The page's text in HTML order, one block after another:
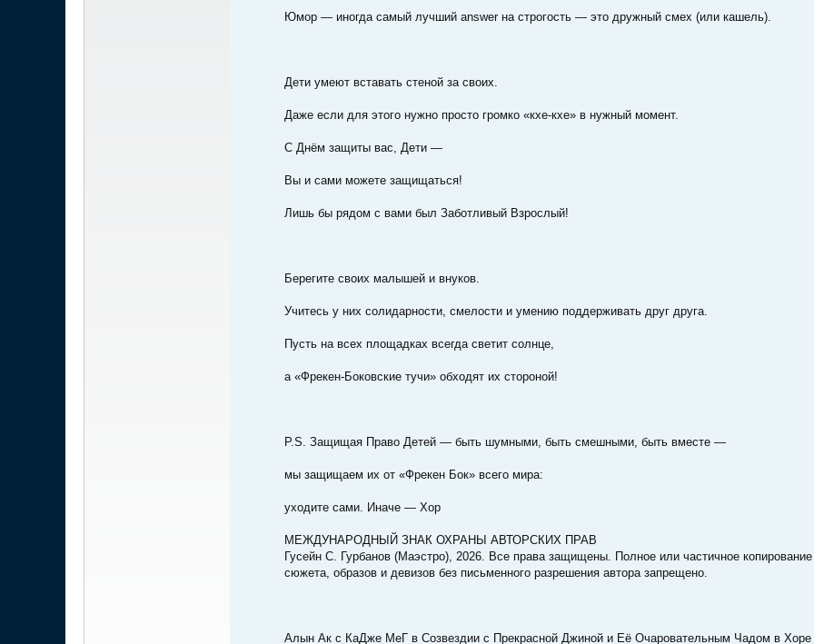
Юмор — иногда самый лучший answer на строгость — это дружный смех (или кашель).
Дети умеют вставать стеной за своих.
Даже если для этого нужно просто громко «кхе-кхе» в нужный момент.
С Днём защиты вас, Дети —
Вы и сами можете защищаться!
Лишь бы рядом с вами был Заботливый Взрослый!
Берегите своих малышей и внуков.
Учитесь у них солидарности, смелости и умению поддерживать друг друга.
Пусть на всех площадках всегда светит солнце,
а «Фрекен-Боковские тучи» обходят их стороной!
P.S. Защищая Право Детей — быть шумными, быть смешными, быть вместе —
мы защищаем их от «Фрекен Бок» всего мира:
уходите сами. Иначе — Хор
МЕЖДУНАРОДНЫЙ ЗНАК ОХРАНЫ АВТОРСКИХ ПРАВ
Гусейн С. Гурбанов (Маэстро), 2026. Все права защищены. Полное или частичное
сюжета, образов и девизов без письменного разрешения автора запрещено.
Алын Ак с КаДже МеГ в Созвездии с Прекрасной Джиной и Её Очаровательным Чадом в